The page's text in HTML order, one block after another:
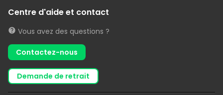
Centre d'aide et contact
Vous avez des questions ?
Contactez-nous
demande de retrait